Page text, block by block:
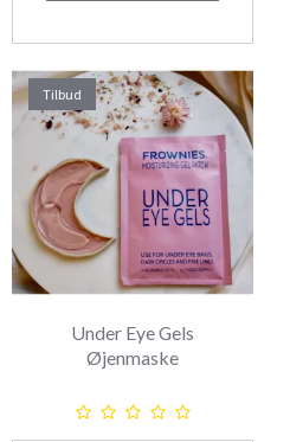
Tilbud
Under Eye Gels
Øjenmaske